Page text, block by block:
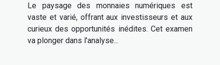
Le paysage des monnaies numériques est
vaste et varié, offrant aux investisseurs et aux
curieux des opportunités inédites. Cet examen
va plonger dans l'analyse...